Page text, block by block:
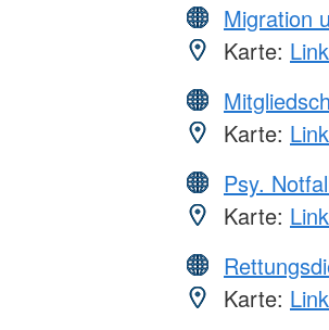
Migration
Karte:
Karte:
Psy.
Karte:
Karte: